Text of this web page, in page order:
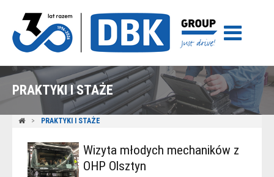
PRAKTYKI I STAŻE
PRAKTYKI I STAŻE
Wizyta młodych mechaników z
OHP Olsztyn